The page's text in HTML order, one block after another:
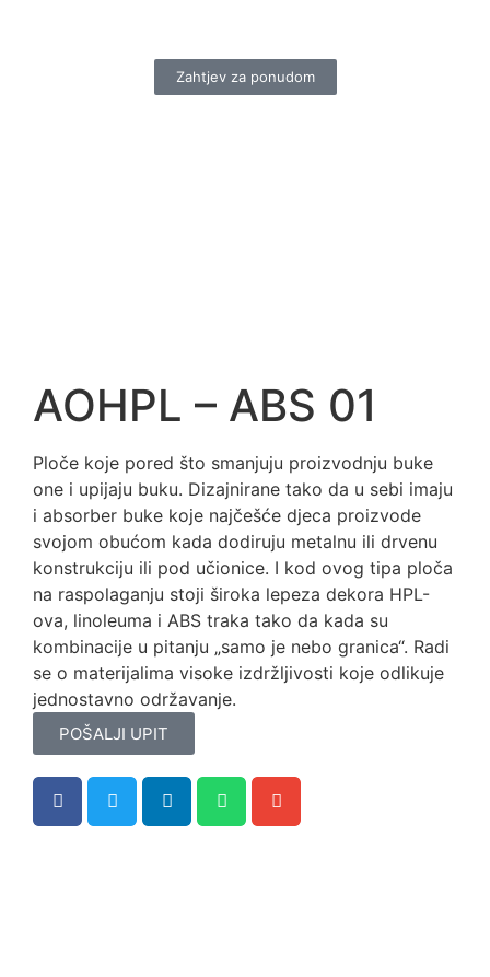
Zahtjev za ponudom
AOHPL – ABS 01
Ploče koje pored što smanjuju proizvodnju buke
one i upijaju buku. Dizajnirane tako da u sebi imaju
i absorber buke koje najčešće djeca proizvode
svojom obućom kada dodiruju metalnu ili drvenu
konstrukciju ili pod učionice. I kod ovog tipa ploča
na raspolaganju stoji široka lepeza dekora HPL-
ova, linoleuma i ABS traka tako da kada su
kombinacije u pitanju „samo je nebo granica“. Radi
se o materijalima visoke izdržljivosti koje odlikuje
jednostavno održavanje.
POŠALJI UPIT